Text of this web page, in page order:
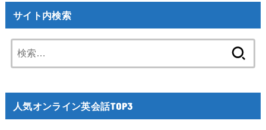
サイト内検索
索:
人気オンライン英会話TOP3